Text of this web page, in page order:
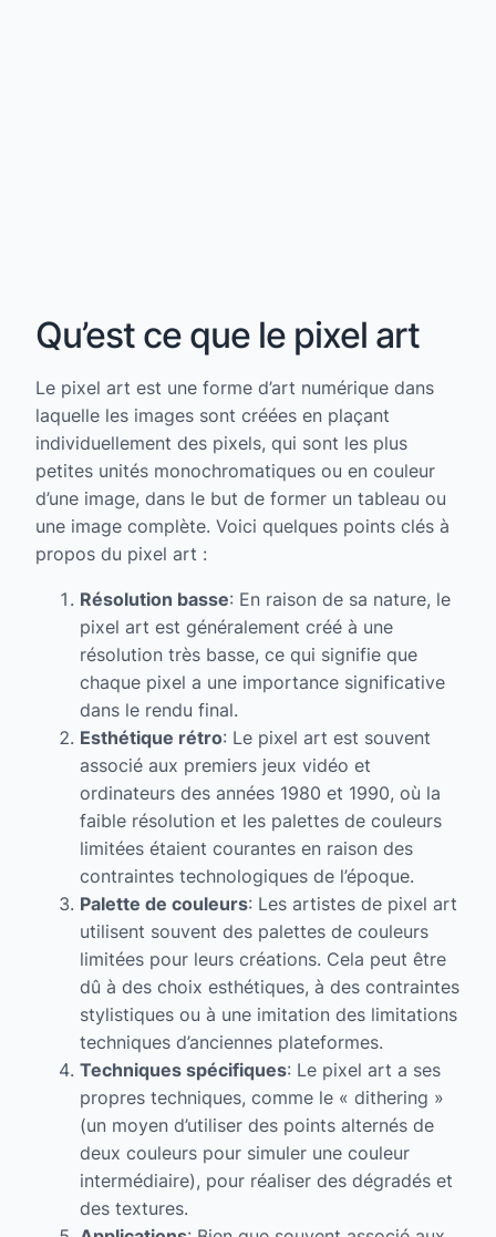
Qu’est ce que le pixel art
Le pixel art est une forme d’art numérique dans
laquelle les images sont créées en plaçant
individuellement des pixels, qui sont les plus
petites unités monochromatiques ou en couleur
d’une image, dans le but de former un tableau ou
une image complète. Voici quelques points clés à
propos du pixel art :
Résolution basse: En raison de sa nature, le
pixel art est généralement créé à une
résolution très basse, ce qui signifie que
chaque pixel a une importance significative
dans le rendu final.
Esthétique rétro: Le pixel art est souvent
associé aux premiers jeux vidéo et
ordinateurs des années 1980 et 1990, où la
faible résolution et les palettes de couleurs
limitées étaient courantes en raison des
contraintes technologiques de l’époque.
Palette de couleurs: Les artistes de pixel art
utilisent souvent des palettes de couleurs
limitées pour leurs créations. Cela peut être
dû à des choix esthétiques, à des contraintes
stylistiques ou à une imitation des limitations
techniques d’anciennes plateformes.
Techniques spécifiques: Le pixel art a ses
propres techniques, comme le « dithering »
(un moyen d’utiliser des points alternés de
deux couleurs pour simuler une couleur
intermédiaire), pour réaliser des dégradés et
des textures.